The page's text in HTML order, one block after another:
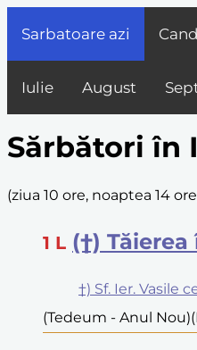
Sarbatoare azi
Iulie August
Sărbători în
(ziua 10 ore, noaptea 14 ore
1 L (†)
†) Sf. Ier. Vasile
(Tedeum - Anul Nou)